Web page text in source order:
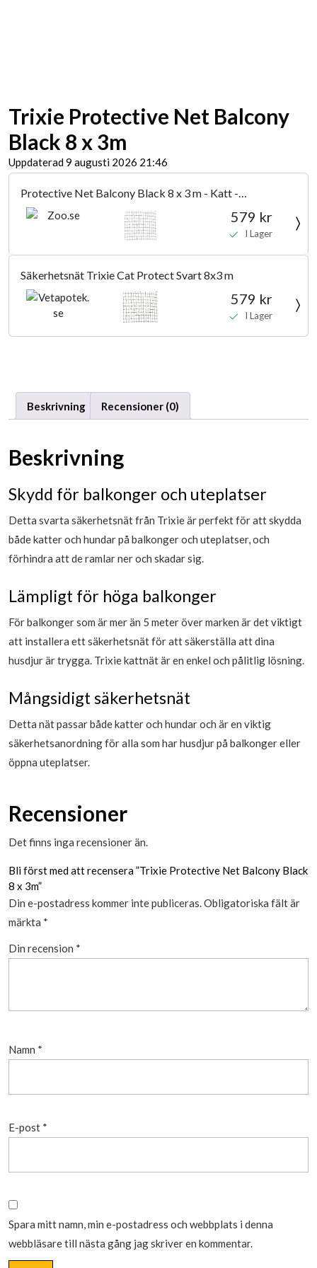
Trixie Protective Net Balcony
Black 8 x 3m
Uppdaterad 9 augusti 2026 21:46
Protective Net Balcony Black 8 x 3 m - Katt -
Kattsäkerhet & Dörrar - Kattnät & Balkongnät - Trixie -
579 kr
I Lager
Säkerhetsnät Trixie Cat Protect Svart 8x3 m
579 kr
I Lager
Beskrivning Recensioner (0)
Beskrivning
Skydd för balkonger och uteplatser
Detta svarta säkerhetsnät från Trixie är perfekt för att skydda
både katter och hundar på balkonger och uteplatser, och
förhindra att de ramlar ner och skadar sig.
Lämpligt för höga balkonger
För balkonger som är mer än 5 meter över marken är det viktigt
att installera ett säkerhetsnät för att säkerställa att dina
husdjur är trygga. Trixie kattnät är en enkel och pålitlig lösning.
Mångsidigt säkerhetsnät
Detta nät passar både katter och hundar och är en viktig
säkerhetsanordning för alla som har husdjur på balkonger eller
öppna uteplatser.
Recensioner
Det finns inga recensioner än.
Bli först med att recensera ”Trixie Protective Net Balcony Black
8 x 3m”
Din e-postadress kommer inte publiceras. Obligatoriska fält är
märkta *
Din recension *
Namn *
E-post *
Spara mitt namn, min e-postadress och webbplats i denna
webbläsare till nästa gång jag skriver en kommentar.